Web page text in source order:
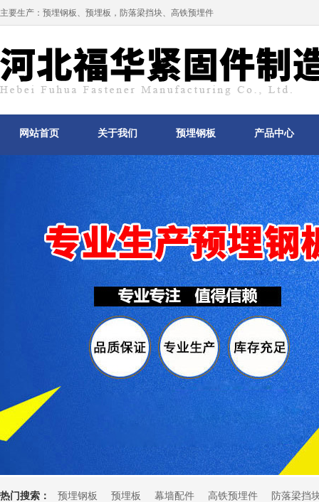
主要生产： 预埋钢板、 预埋板 ，防落梁挡块、高铁预埋件
网站首页 关于我们 预埋钢板 产品中心
热门搜索： 预埋钢板 预埋板 幕墙配件 高铁预埋件 防落梁挡